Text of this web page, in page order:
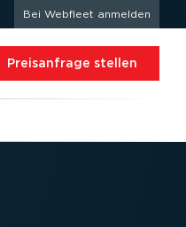
Bei Webfleet anmelden
Preis­an­frage stellen